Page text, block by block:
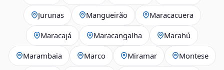
Jurunas Mangueirão Maracacuera
Maracajá Maracangalha Marahú
Marambaia Marco Miramar Montese